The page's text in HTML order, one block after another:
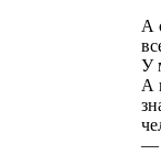
А
У
А
—